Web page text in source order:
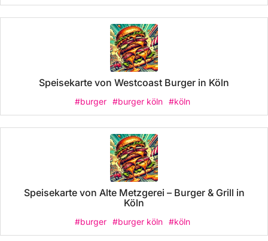
Speisekarte von Westcoast Burger in Köln
#burger #burger köln #köln
Speisekarte von Alte Metzgerei – Burger & Grill in
Köln
#burger #burger köln #köln